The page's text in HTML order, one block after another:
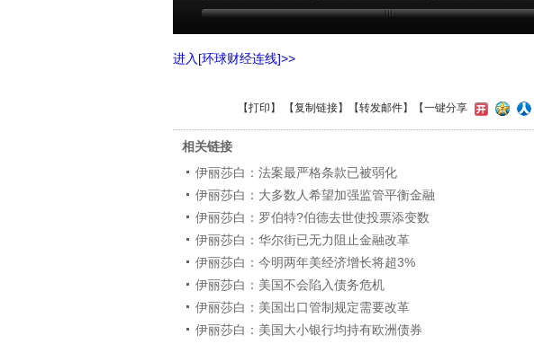
进入[环球财经连线]>>
【打印 】 【复制链接】【转发邮件】 【一键分享
相关链接
伊丽莎白：法案最严格条款已被弱化
伊丽莎白：大多数人希望加强监管平衡金融
伊丽莎白：罗伯特?伯德去世使投票添变数
伊丽莎白：华尔街已无力阻止金融改革
伊丽莎白：今明两年美经济增长将超3%
伊丽莎白：美国不会陷入债务危机
伊丽莎白：美国出口管制规定需要改革
伊丽莎白：美国大小银行均持有欧洲债券